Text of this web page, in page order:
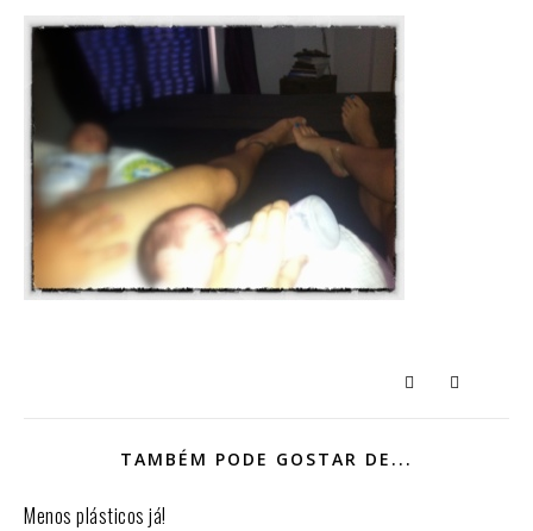
TAMBÉM PODE GOSTAR DE...
Menos plásticos já!